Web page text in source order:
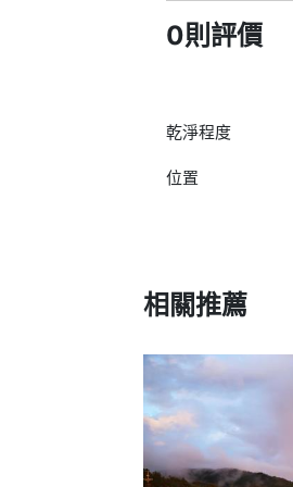
0則評價
乾淨程度
位置
相關推薦